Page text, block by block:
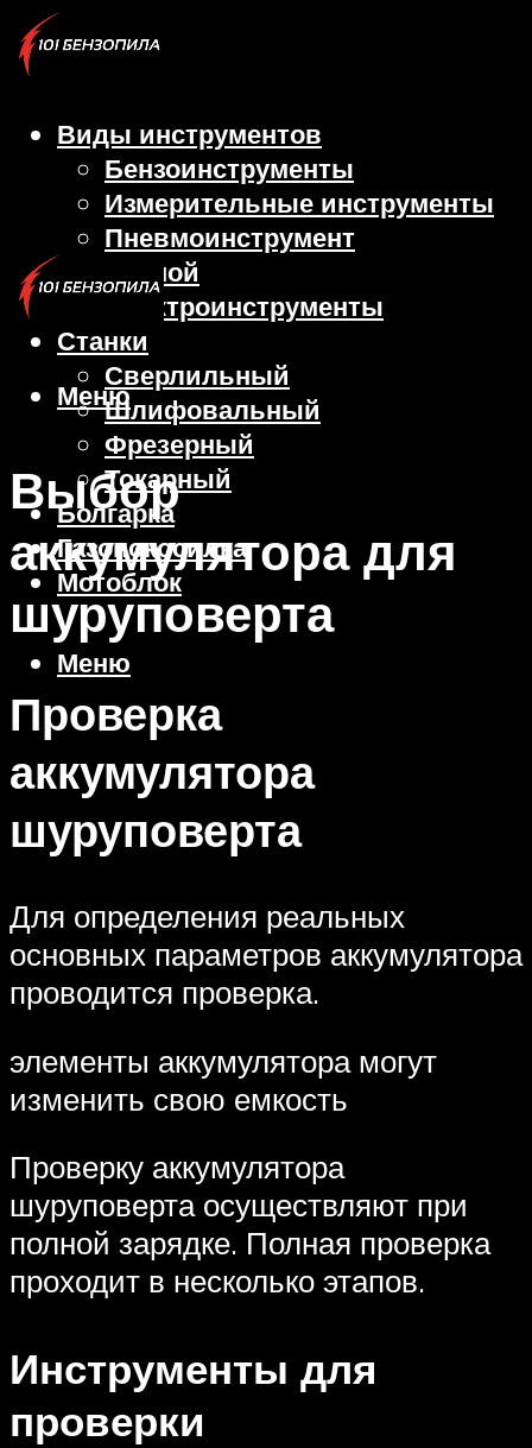
Виды инструментов
Бензоинструменты
Измерительные инструменты
Пневмоинструмент
Ручной
Электроинструменты
Станки
Сверлильный
Шлифовальный
Фрезерный
Токарный
Болгарка
Газонокосилка
Мотоблок
Меню
Меню
Выбор
аккумулятора для
шуруповерта
Проверка
аккумулятора
шуруповерта
Для определения реальных
основных параметров аккумулятора
проводится проверка.
элементы аккумулятора могут
изменить свою емкость
Проверку аккумулятора
шуруповерта осуществляют при
полной зарядке. Полная проверка
проходит в несколько этапов.
Инструменты для
проверки